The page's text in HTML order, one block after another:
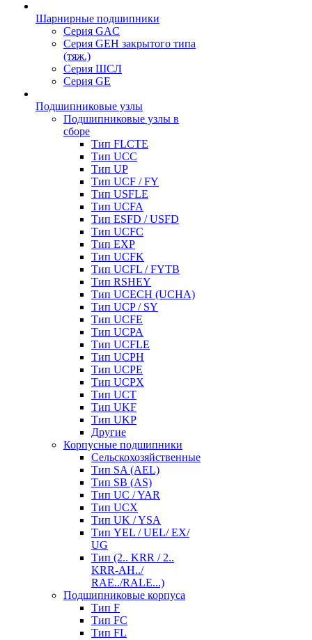
Шарнирные подшипники
Серия GAC
Серия GEH закрытого типа
(тяж.)
Серия ШСЛ
Серия GE
Подшипниковые узлы
Подшипниковые узлы в
сборе
Тип FLCTE
Тип UCC
Тип UP
Тип UCF / FY
Тип USFLE
Тип UCFA
Тип ESFD / USFD
Тип UCFC
Тип EXP
Тип UCFK
Тип UCFL / FYTB
Тип RSHEY
Тип UCECH (UCHA)
Тип UCP / SY
Тип UCFE
Тип UCPA
Тип UCFLE
Тип UCPH
Тип UCPE
Тип UCPX
Тип UCT
Тип UKF
Тип UKP
Другие
Корпусные подшипники
Сельскохозяйственные
Тип SA (AEL)
Тип SB (AS)
Тип UC / YAR
Тип UCX
Тип UK / YSA
Тип YEL / UEL/ EX/
UG
Тип (2.. KRR / 2..
KRR-AH../
RAE../RALE...)
Подшипниковые корпуса
Тип F
Тип FC
Тип FL